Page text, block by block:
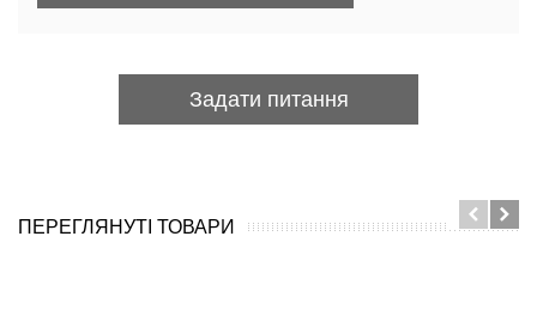
Задати питання
ПЕРЕГЛЯНУТІ ТОВАРИ